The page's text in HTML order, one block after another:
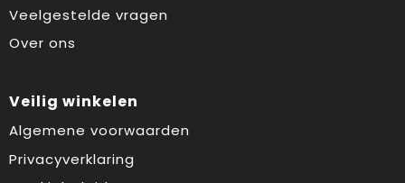
Veelgestelde vragen
Over ons
Veilig winkelen
Algemene voorwaarden
Privacyverklaring